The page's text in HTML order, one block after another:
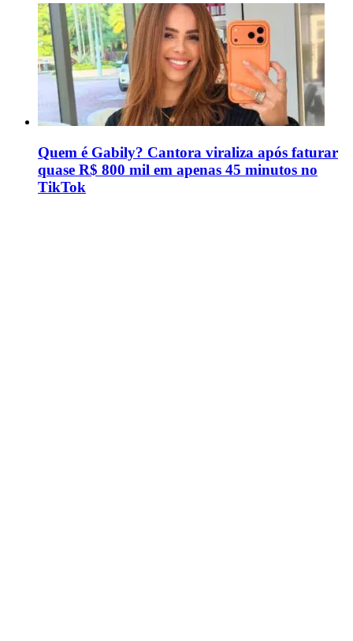
Quem é Gabily? Cantora viraliza após faturar
quase R$ 800 mil em apenas 45 minutos no
TikTok